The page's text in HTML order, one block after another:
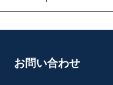
お問い合わせ